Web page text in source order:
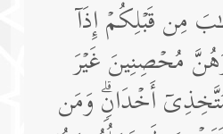
مِن قَبۡلِكُمۡ إِذَاۤ
مُحۡصِنِینَ غَیۡرَ
أَخۡدَانࣲۗ وَمَن